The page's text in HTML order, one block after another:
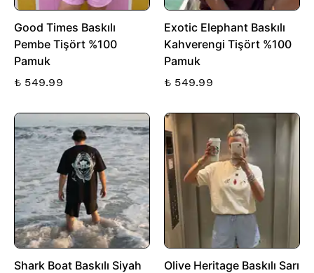
Good Times Baskılı
Pembe Tişört %100
Pamuk
₺ 549.99
Exotic Elephant Baskılı
Kahverengi Tişört %100
Pamuk
₺ 549.99
Shark Boat Baskılı Siyah
Olive Heritage Baskılı Sarı